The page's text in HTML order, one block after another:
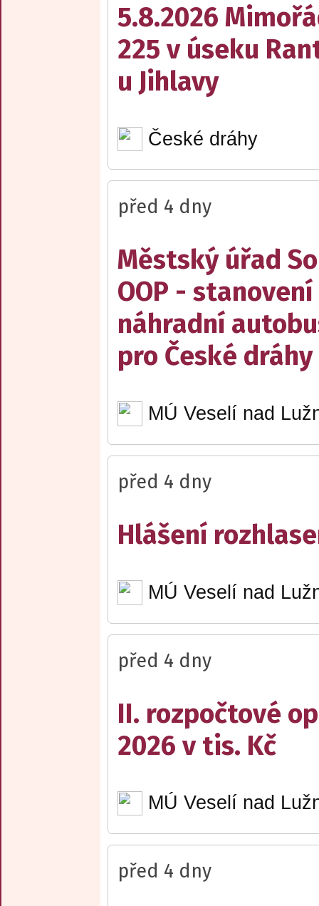
5.8.2026
225 v úseku
u Jihlavy
České dráhy
před 4 dny
Městský úřad
OOP -
náhradní
pro České dráhy
MÚ Veselí nad
před 4 dny
Hlášení
MÚ Veselí nad
před 4 dny
II. rozpočtové
2026 v tis. Kč
MÚ Veselí nad
před 4 dny